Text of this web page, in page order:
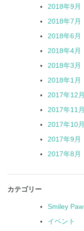
2018年9月
2018年7月
2018年6月
2018年4月
2018年3月
2018年1月
2017年12月
2017年11月
2017年10月
2017年9月
2017年8月
カテゴリー
Smiley Paw
イベント